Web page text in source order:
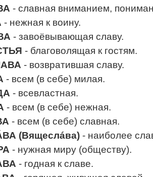
- славная вниманием,
- нежная к воину.
- завоёвывающая славу.
- благоволящая к гостям.
- возвратившая славу.
- всем (в себе) милая.
- всевластная.
- всем (в себе) нежная.
- всем (в себе) славная.
(Вящеслáва) - наиболее
- нужная миру (обществу).
- годная к славе.